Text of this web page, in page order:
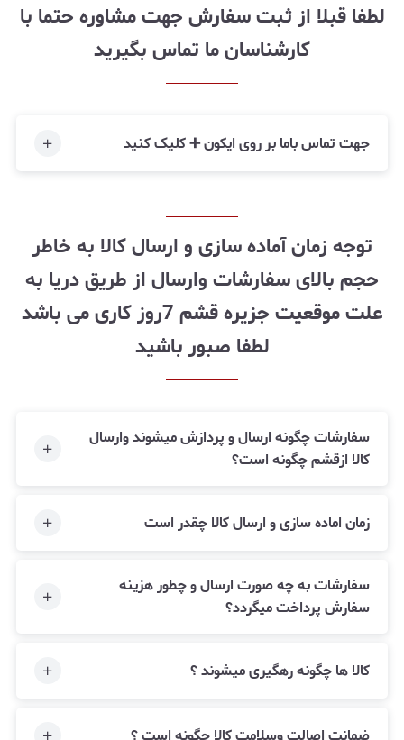
لطفا قبلا از ثبت سفارش جهت مشاوره حتما با
کارشناسان ما تماس بگیرید
جهت تماس باما بر روی ایکون ➕ کلیک کنید
توجه زمان آماده سازی و ارسال کالا به خاطر
حجم بالای سفارشات وارسال از طریق دریا به
علت موقعیت جزیره قشم 7روز کاری می باشد
لطفا صبور باشید
سفارشات چگونه ارسال و پردازش میشوند وارسال
کالا ازقشم چگونه است؟
زمان اماده سازی و ارسال کالا چقدر است
سفارشات به چه صورت ارسال و چطور هزینه
سفارش پرداخت میگردد؟
کالا ها چگونه رهگیری میشوند ؟